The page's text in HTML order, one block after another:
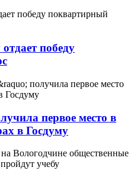
победу
первое место в
в Госдуму